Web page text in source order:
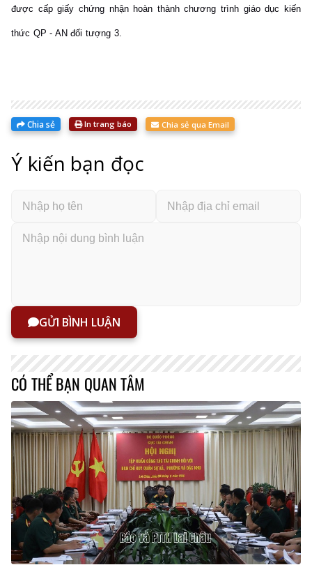
được cấp giấy chứng nhận hoàn thành chương trình giáo dục kiến
thức QP - AN đối tượng 3.
Chia sẻ In trang báo Chia sẻ qua Email
Ý kiến bạn đọc
GỬI BÌNH LUẬN
CÓ THỂ BẠN QUAN TÂM